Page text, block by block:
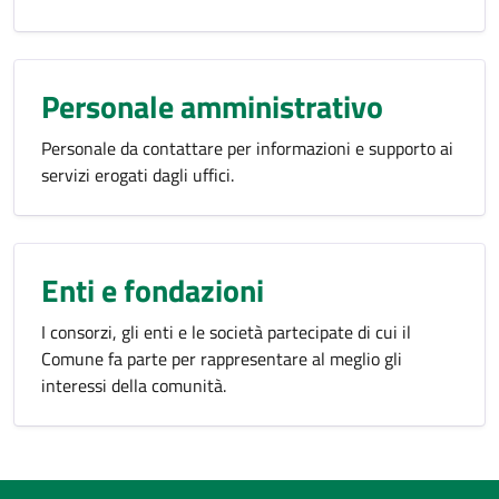
Personale amministrativo
Personale da contattare per informazioni e supporto ai
servizi erogati dagli uffici.
Enti e fondazioni
I consorzi, gli enti e le società partecipate di cui il
Comune fa parte per rappresentare al meglio gli
interessi della comunità.